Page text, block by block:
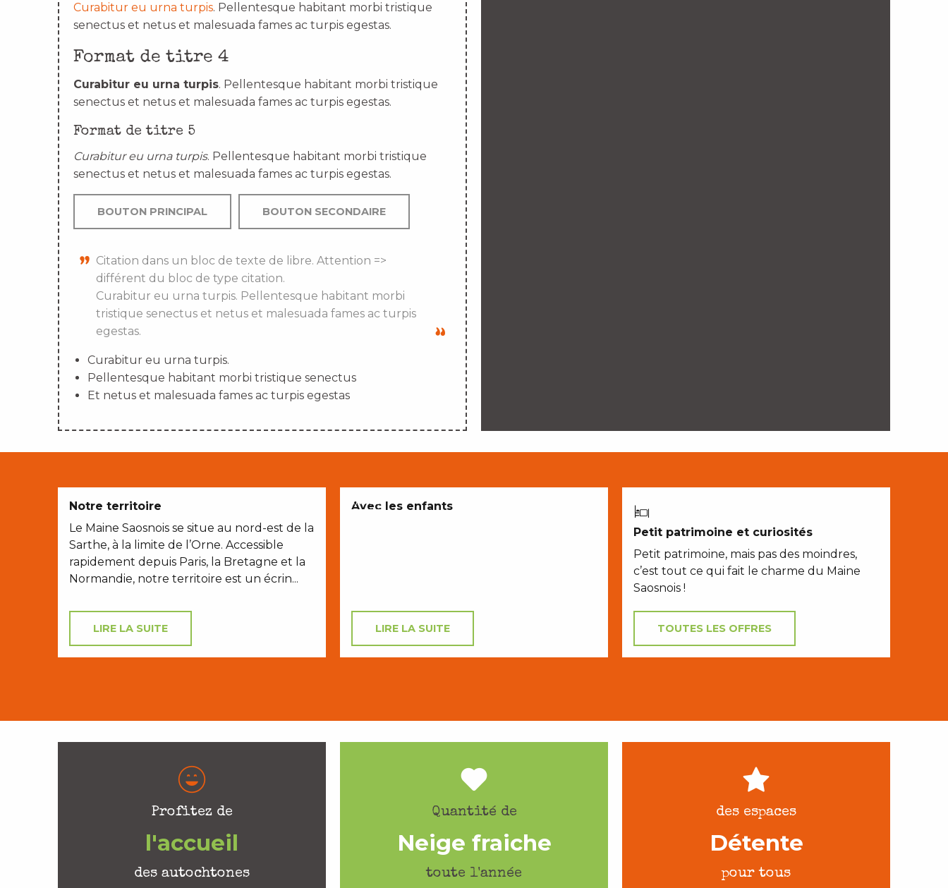
Curabitur eu urna turpis. Pellentesque habitant morbi tristique
senectus et netus et malesuada fames ac turpis egestas.
Format de titre 4
Curabitur eu urna turpis. Pellentesque habitant morbi tristique
senectus et netus et malesuada fames ac turpis egestas.
Format de titre 5
Curabitur eu urna turpis. Pellentesque habitant morbi tristique
senectus et netus et malesuada fames ac turpis egestas.
BOUTON PRINCIPAL BOUTON SECONDAIRE
Citation dans un bloc de texte de libre. Attention =>
différent du bloc de type citation.
Curabitur eu urna turpis. Pellentesque habitant morbi
tristique senectus et netus et malesuada fames ac turpis
egestas.
Curabitur eu urna turpis.
Pellentesque habitant morbi tristique senectus
Et netus et malesuada fames ac turpis egestas
Notre territoire
Le Maine Saosnois se situe au nord-est de la
Sarthe, à la limite de l’Orne. Accessible
rapidement depuis Paris, la Bretagne et la
Normandie, notre territoire est un écrin...
LIRE LA SUITE
ENVIES
Avec les enfants
LIRE LA SUITE
Petit patrimoine et curiosités
Petit patrimoine, mais pas des moindres,
c’est tout ce qui fait le charme du Maine
Saosnois !
TOUTES LES OFFRES
Profitez de
l'accueil
des autochtones
Quantité de
Neige fraiche
toute l'année
des espaces
Détente
pour tous